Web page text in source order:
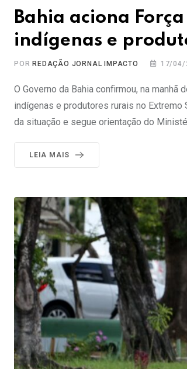
Bahia aciona
indígenas e
POR REDAÇÃO JORNAL IMPACTO 17/04/
O Governo da Bahia confirmou, na
indígenas e produtores rurais no
da situação e segue orientação do
LEIA MAIS